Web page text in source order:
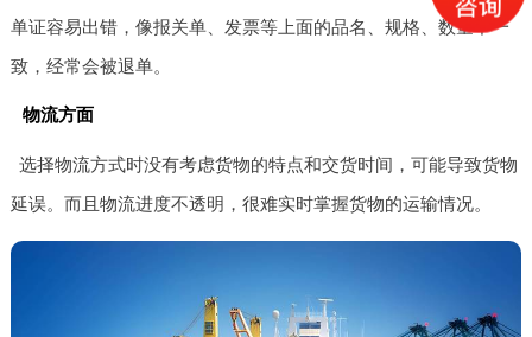
单证容易出错，像报关单、发票等上面的品名、规格、数量不一
致，经常会被退单。
物流方面
选择物流方式时没有考虑货物的特点和交货时间，可能导致货物
延误。而且物流进度不透明，很难实时掌握货物的运输情况。